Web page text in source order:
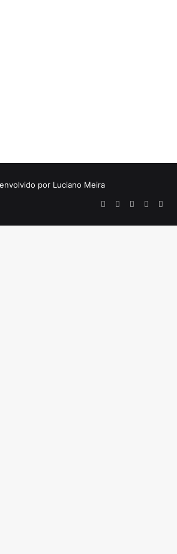
por Luciano Meira
FacebookYouTube